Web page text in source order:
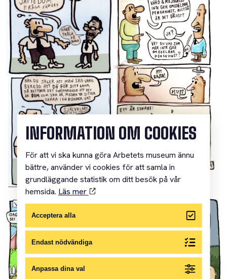
INFORMATION OM COOKIES
För att vi ska kunna göra Arbetets museum ännu
bättre, använder vi cookies för att samla in
grundläggande statistik om ditt besök på vår
hemsida. Läs mer
Acceptera alla
Endast nödvändiga
Anpassa dina val